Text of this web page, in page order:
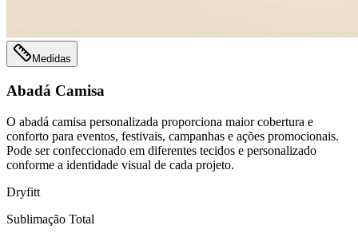
Medidas
Abadá Camisa
O abadá camisa personalizada proporciona maior cobertura e
conforto para eventos, festivais, campanhas e ações promocionais.
Pode ser confeccionado em diferentes tecidos e personalizado
conforme a identidade visual de cada projeto.
Dryfitt
Sublimação Total